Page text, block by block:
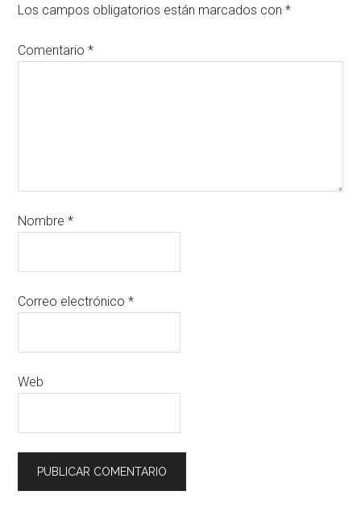
Los campos obligatorios están marcados con*
Comentario*
Nombre*
Correo electrónico*
Web